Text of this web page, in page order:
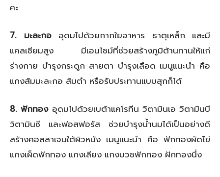
คะ
7. มะละกออุดมไปด้วยกากใยอาหาร ธาตุเหล็ก และมี
แคลเซียมสูง มีเอนไซม์ที่ช่วยสร้างภูมิต้านทานให้แก่
ร่างกาย บำรุงกระดูก สายตา บำรุงเลือด เมนูแนะนำ คือ
แกงส้มมะละกอ ส้มตำ หรือรับประทานแบบสุกก็ได้
8. ฟักทองอุดมไปด้วยเบต้าแคโรทีน วิตามินเอ วิตามินบี
วิตามินซี และฟอสฟอรัส ช่วยบำรุงน้ำนมได้เป็นอย่างดี
สร้างคอลลาเจนใต้ผิวหนัง เมนูแนะนำ คือ ฟักทองผัดไข่
แกงเผ็ดฟักทอง แกงเลียง แกงบวชฟักทอง ฝักทองนึ่ง